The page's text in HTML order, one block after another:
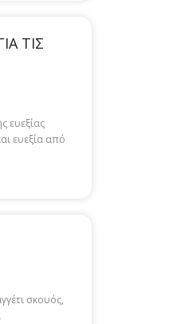
ΤΙΣ
ευεξίας
ευεξία από
σκουός,